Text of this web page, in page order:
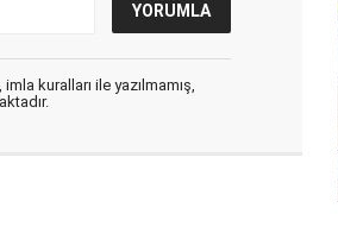
kuralları ile yazılmamış,